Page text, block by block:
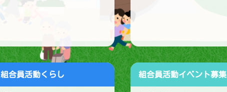
組合員活動くらし 組合員活動イベント募集